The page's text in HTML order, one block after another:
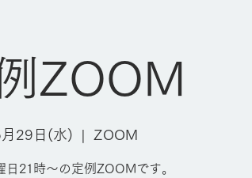
ZOOM
29日(水)
  |
ZOOM
日21時～の定例ZOOMです。